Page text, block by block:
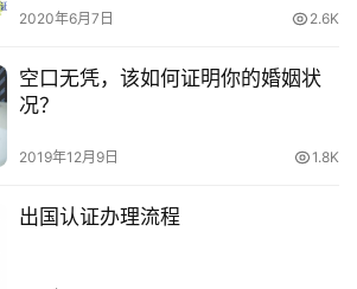
2020年6月7日 2.6K
空口无凭，该如何证明你的婚姻状
况？
2019年12月9日 1.8K
出国认证办理流程